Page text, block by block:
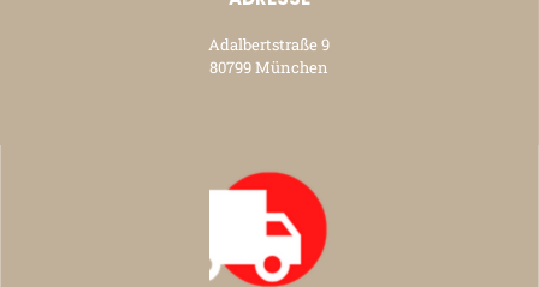
Adalbertstraße 9
80799 München